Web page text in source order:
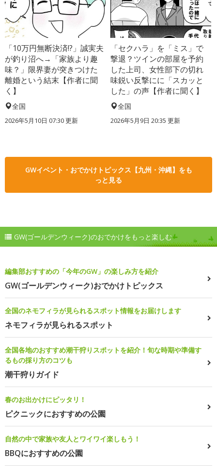
「10万円無断決済!?」誠実夫
が釣り沼へ→「家族より趣
味？」限界妻が突きつけた
離婚という結末【作者に聞
く】
全国
2026年5月10日 07:30 更新
「セクハラ」を「ミス」で
撃退？ツインの部屋を予約
した上司、女性部下の切れ
味鋭い反撃にに「スカッと
した」の声【作者に聞く】
全国
2026年5月9日 20:35 更新
GWイベント・おでかけトピックス【九州・沖縄】をも
っと見る
GW(ゴールデンウィーク)のおでかけをもっと楽しむ
編集部おすすめの「今年のGW」の楽しみ方を紹介
GW(ゴールデンウィーク)おでかけトピックス
全国のネモフィラが見られるスポット情報をお届けします
ネモフィラが見られるスポット
全国各地のおすすめ潮干狩りスポットを紹介！旬な時期や準備す
るもの採り方のコツも
潮干狩りガイド
春のお出かけにピッタリ！
ピクニックにおすすめの公園
自然の中で家族や友人とワイワイ楽しもう！
BBQにおすすめの公園